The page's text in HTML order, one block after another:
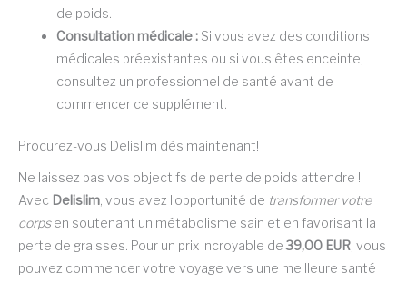
de poids.
Consultation médicale : Si vous avez des conditions
médicales préexistantes ou si vous êtes enceinte,
consultez un professionnel de santé avant de
commencer ce supplément.
Procurez-vous Delislim dès maintenant!
Ne laissez pas vos objectifs de perte de poids attendre !
Avec Delislim , vous avez l’opportunité de transformer votre
corpsen soutenant un métabolisme sain et en favorisant la
perte de graisses. Pour un prix incroyable de39,00 EUR , vous
pouvez commencer votre voyage vers une meilleure santé